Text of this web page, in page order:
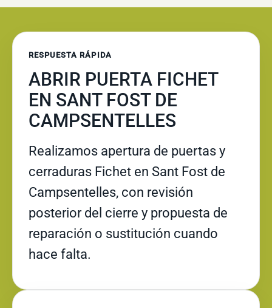
RESPUESTA RÁPIDA
ABRIR PUERTA FICHET
EN SANT FOST DE
CAMPSENTELLES
Realizamos apertura de puertas y
cerraduras Fichet en Sant Fost de
Campsentelles, con revisión
posterior del cierre y propuesta de
reparación o sustitución cuando
hace falta.